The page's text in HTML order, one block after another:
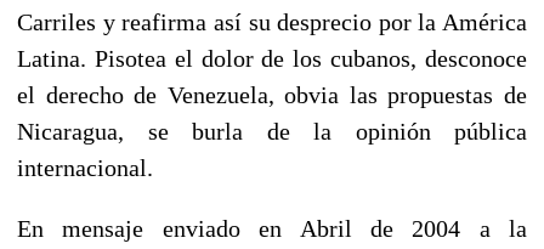
Carriles y reafirma así su desprecio por la América
Latina. Pisotea el dolor de los cubanos, desconoce
el derecho de Venezuela, obvia las propuestas de
Nicaragua, se burla de la opinión pública
internacional.
En mensaje enviado en Abril de 2004 a la